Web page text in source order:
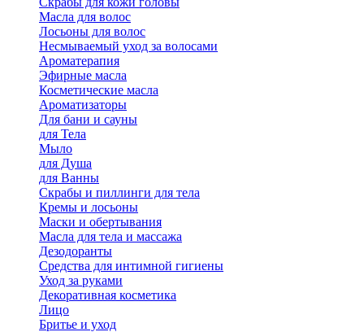
Масла для волос
Лосьоны для волос
Несмываемый уход за волосами
Ароматерапия
Эфирные масла
Косметические масла
Ароматизаторы
Для бани и сауны
для Тела
Мыло
для Душа
для Ванны
Скрабы и пиллинги для тела
Кремы и лосьоны
Маски и обертывания
Масла для тела и массажа
Дезодоранты
Средства для интимной гигиены
Уход за руками
Декоративная косметика
Лицо
Бритье и уход